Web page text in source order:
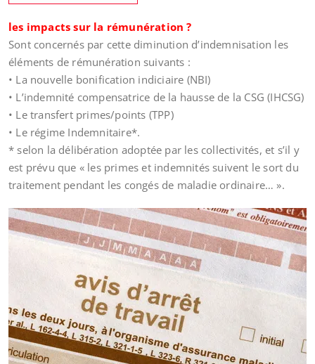
les impacts sur la rémunération ?
Sont concernés par cette diminution d’indemnisation les
éléments de rémunération suivants :
• La nouvelle bonification indiciaire (NBI)
• L’indemnité compensatrice de la hausse de la CSG (IHCSG)
• Le transfert primes/points (TPP)
• Le régime Indemnitaire*.
* selon la délibération adoptée par les collectivités, et s’il y
est prévu que « les primes et indemnités suivent le sort du
traitement pendant les congés de maladie ordinaire… ».